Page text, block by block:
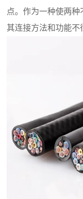
点。作为一种使两
其连接方法和功能不